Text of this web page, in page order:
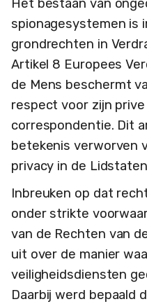
Het bestaan van
spionagesystemen is
grondrechten in
Artikel 8 Europees
de Mens beschermt
respect voor zijn
correspondentie. Dit
betekenis verworven
privacy in de
Inbreuken op dat
onder strikte
van de Rechten van
uit over de manier
veiligheidsdiensten
Daarbij werd bepaald